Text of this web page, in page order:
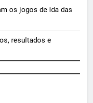
os jogos de ida das
resultados e